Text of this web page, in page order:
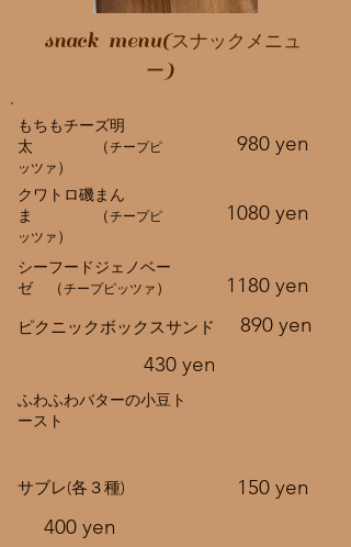
snack menu(スナックメニュ
ー )
もちもチーズ明
太 （チープピ
ッツァ ）
クワトロ磯まん
ま （チープピ
ッツァ ）
980 yen
1080 yen
シーフードジェノベー
ゼ （チープピッツァ ） 1180 yen
ピクニックボックスサンド
890 yen
430 yen
ふわふわバターの小豆ト
ースト
サブレ(各３種)
150 yen
400 yen